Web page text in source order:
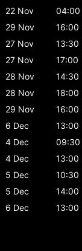
22 Nov
04:00
29 Nov
16:00
27 Nov
13:30
27 Nov
17:00
28 Nov
14:30
28 Nov
18:00
29 Nov
16:00
6 Dec
13:00
4 Dec
09:30
4 Dec
13:00
5 Dec
10:30
5 Dec
14:00
6 Dec
13:00